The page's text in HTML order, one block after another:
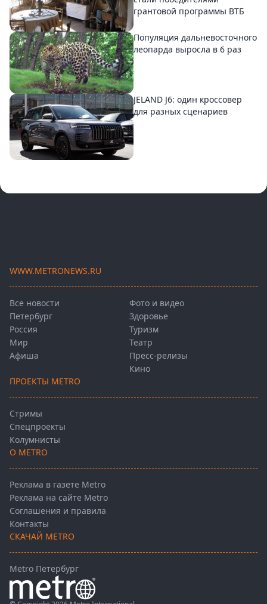
грантовой программы ВТБ
Популяция дальневосточного
леопарда выросла в 6 раз
JELAND J6: один кроссовер
для разных сценариев
WWW.METRONEWS.RU
Все новости
Петербург
Россия
Мир
Афиша
Фото и видео
Здоровье
Туризм
Театр
Пресс-релизы
Кино
ПРОЕКТЫ METRO
Стримы
Спецпроекты
Колумнисты
О METRO
Реклама в газете Metro
Реклама на сайте Metro
Соглашения и правила
Контакты
СКАЧАЙ METRO
Metro Петербург